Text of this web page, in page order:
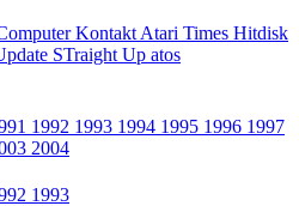
Kontakt Atari Times Hitdisk
STraight Up atos
1992 1993 1994 1995 1996 1997
2004
1993